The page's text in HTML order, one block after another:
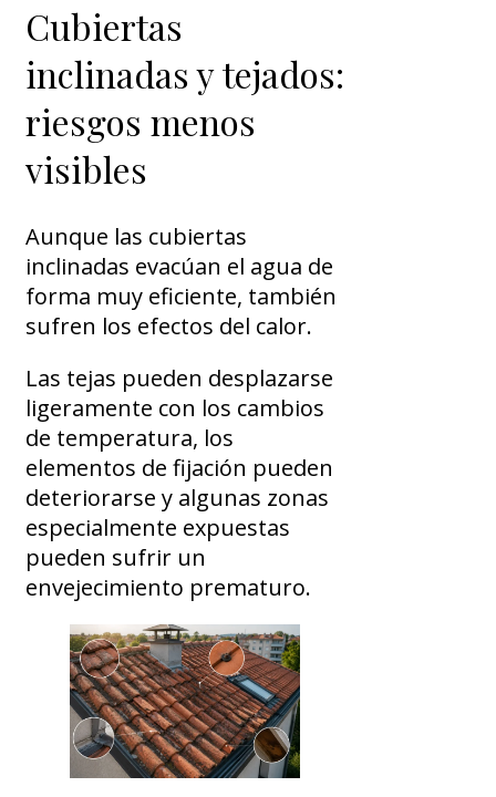
Cubiertas
inclinadas y tejados:
riesgos menos
visibles
Aunque las cubiertas
inclinadas evacúan el agua de
forma muy eficiente, también
sufren los efectos del calor.
Las tejas pueden desplazarse
ligeramente con los cambios
de temperatura, los
elementos de fijación pueden
deteriorarse y algunas zonas
especialmente expuestas
pueden sufrir un
envejecimiento prematuro.